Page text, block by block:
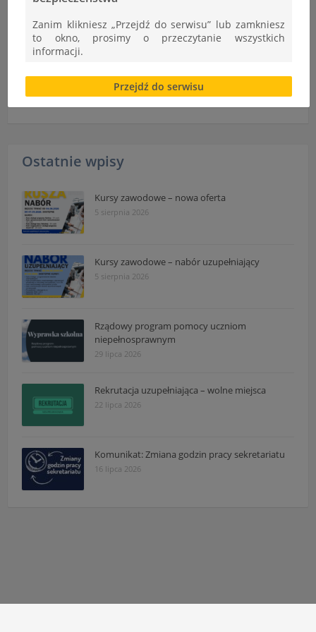
Dodano:
17-11-2016
Kategoria:
Informacje
Ostatnie wpisy
Kursy zawodowe – nowa oferta
5 sierpnia 2026
Kursy zawodowe – nabór uzupełniający
5 sierpnia 2026
Rządowy program pomocy uczniom
niepełnosprawnym
29 lipca 2026
Rekrutacja uzupełniająca – wolne miejsca
22 lipca 2026
Komunikat: Zmiana godzin pracy sekretariatu
16 lipca 2026
Zanim klikniesz „Przejdź do serwisu” lub zamkniesz
to okno, prosimy o przeczytanie wszystkich
informacji.
Brak zgody bądź ograniczenie funkcjonalności plików
cookies lub local storage, może utrudnić lub
uniemożliwić korzystanie z Serwisu.
"Nasza szkoła" > "Bezpieczeństwo"
Przejdź do serwisu